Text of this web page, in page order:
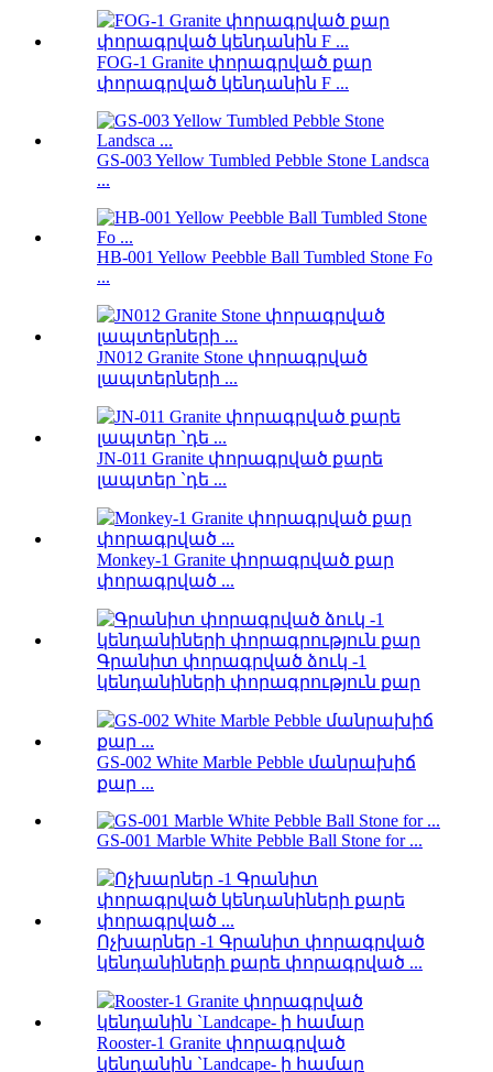
FOG-1 Granite փորագրված քար
փորագրված կենդանին F ...
GS-003 Yellow Tumbled Pebble Stone Landsca
...
HB-001 Yellow Peebble Ball Tumbled Stone Fo
...
JN012 Granite Stone փորագրված
լապտերների ...
JN-011 Granite փորագրված քարե
լապտեր `դե ...
Monkey-1 Granite փորագրված քար
փորագրված ...
Գրանիտ փորագրված ձուկ -1
կենդանիների փորագրություն քար
GS-002 White Marble Pebble մանրախիճ
քար ...
GS-001 Marble White Pebble Ball Stone for ...
Ոչխարներ -1 Գրանիտ փորագրված
կենդանիների քարե փորագրված ...
Rooster-1 Granite փորագրված
կենդանին `Landcape- ի համար